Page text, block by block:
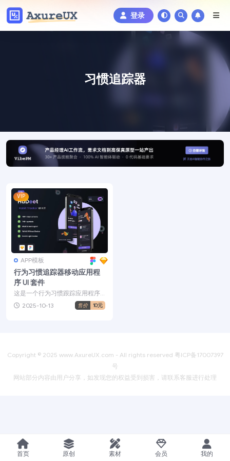
登录
习惯追踪器
VIP
APP模板
行为习惯追踪器移动应用程
序 UI 套件
这是一个行为习惯跟踪应用程序 i
OS UI 套件，专为 iOS 设备设计。
它包括...
2025-10-13 售价 10元
Copyright © 2025 www.AxureUX.com - All rights reserved 粤ICP备17007397
号
网站部分内容由用户分享，如发现您的权益受到损害，请联系客服进行处理
首页 原创 素材 会员 我的